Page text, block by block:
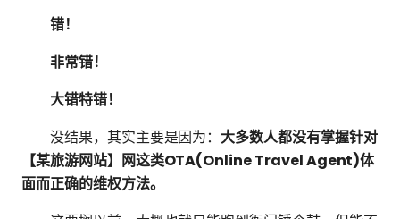
错！
非常错！
大错特错！
没结果，其实主要是因为：大多数人都没有掌握针对
【某旅游网站】网这类OTA(Online Travel Agent)体
面而正确的维权方法。